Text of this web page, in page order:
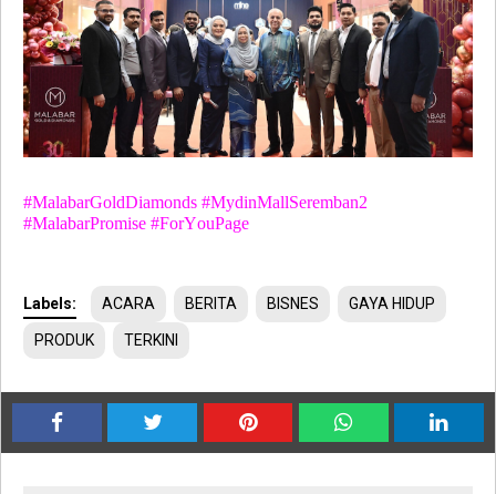
#MalabarGoldDiamonds #MydinMallSeremban2
#MalabarPromise #ForYouPage
Labels: ACARA BERITA BISNES GAYA HIDUP
PRODUK TERKINI